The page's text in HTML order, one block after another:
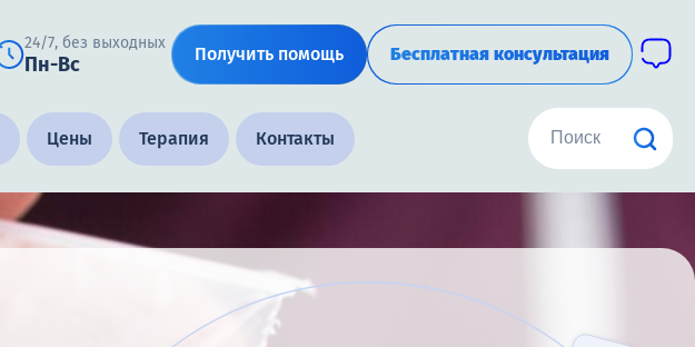
24/7, без выходных
Пн-Вс Получить помощь Бесплатная консультация
Цены Терапия Контакты